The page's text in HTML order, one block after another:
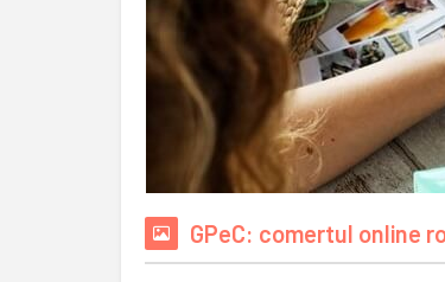
GPeC: comertul online